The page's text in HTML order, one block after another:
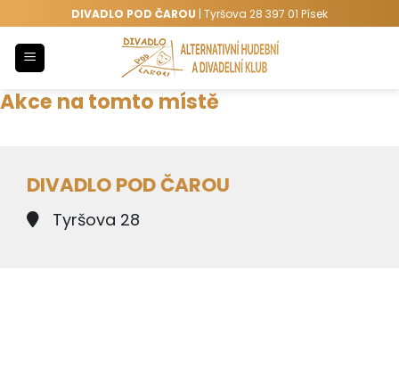
na
obsah
DIVADLO POD ČAROU | Tyršova 28 397 01 Písek
Akce na tomto místě
DIVADLO POD ČAROU
Tyršova 28